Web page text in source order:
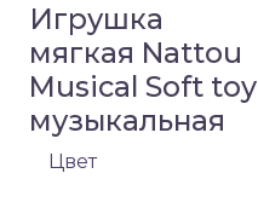
Игрушка
мягкая Nattou
Musical Soft toy
музыкальная
Цвет